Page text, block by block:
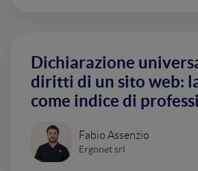
Dichiarazione
diritti di un sito web:
come indice di
Fabio Assenzio
Ergonet srl